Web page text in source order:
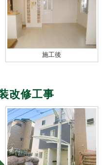
施工後
改修工事